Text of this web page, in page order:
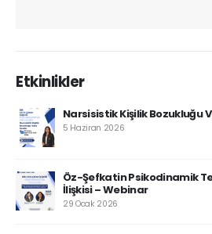
Etkinlikler
Narsisistik Kişilik Bozukluğu
5 Haziran 2026
Öz-Şefkatin Psikodinamik
İlişkisi – Webinar
29 Ocak 2026